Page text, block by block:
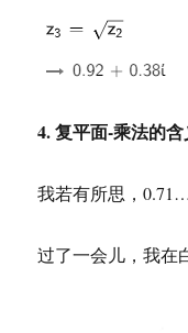
4. 复平面-乘法的
我若有所思，
过了一会儿，我在